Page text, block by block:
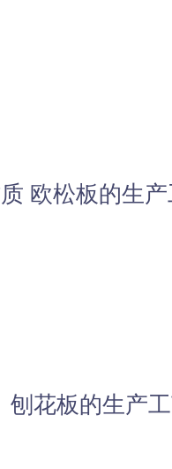
欧松板的生
刨花板的生产